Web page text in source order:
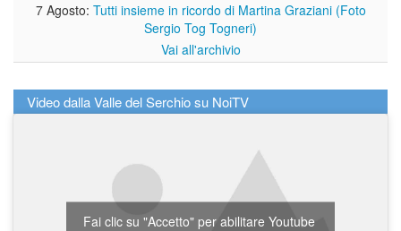
7 Agosto: Tutti insieme in ricordo di Martina Graziani (Foto
Sergio Tog Togneri)
Vai all'archivio
Video dalla Valle del Serchio su NoiTV
Fai clic su "Accetto" per abilitare Youtube